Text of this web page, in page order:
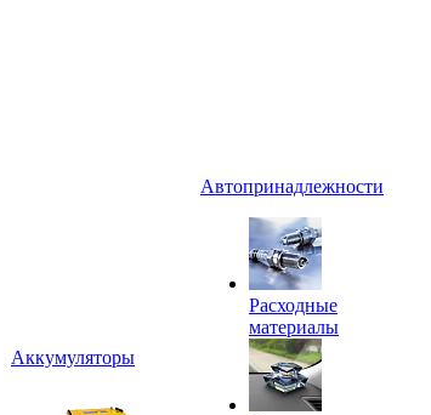
Аккумуляторы
Автопринадлежности
Расходные
материалы